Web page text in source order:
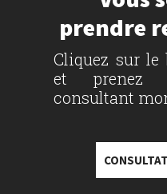
prendre
Cliquez sur le
et prenez
consultant